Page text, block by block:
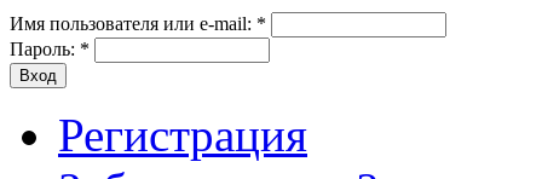
Имя пользователя или e-mail: *
Пароль: *
Регистрация